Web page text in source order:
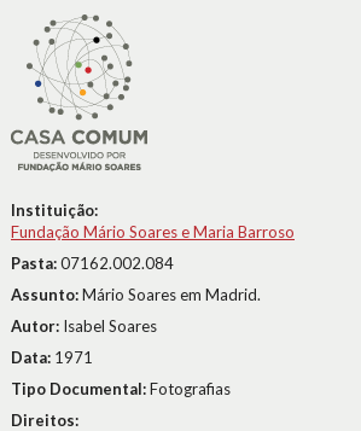
Instituição:
Fundação Mário Soares e Maria Barroso
Pasta:07162.002.084
Assunto:Mário Soares em Madrid.
Autor: Isabel Soares
Data: 1971
Tipo Documental:Fotografias
Direitos: